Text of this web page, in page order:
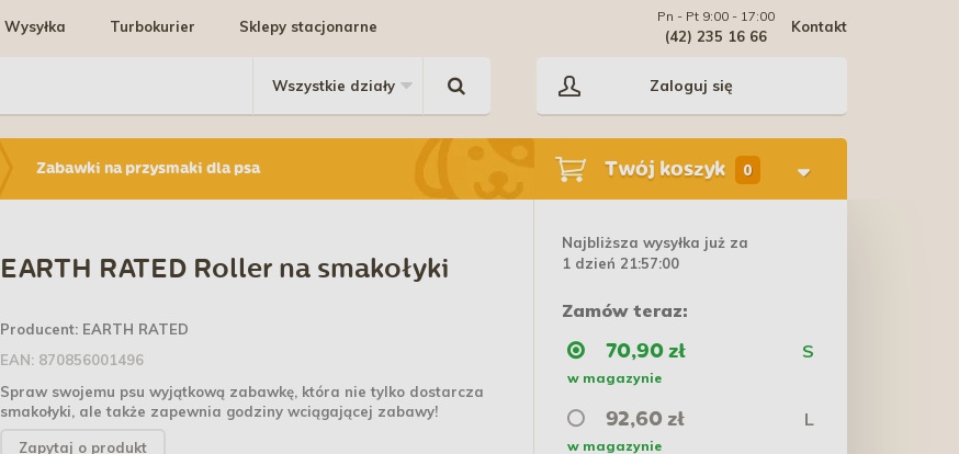
Wysyłka Turbokurier Sklepy stacjonarne Kontakt
Pn - Pt 9:00 - 17:00
(42) 235 16 66
Zaloguj się
Zabawki na przysmaki dla psa Twój koszyk 0
EARTH RATED Roller na smakołyki
Producent: EARTH RATED
EAN: 870856001496
Spraw swojemu psu wyjątkową zabawkę, która nie tylko dostarcza
smakołyki, ale także zapewnia godziny wciągającej zabawy!
Zapytaj o produkt
Najbliższa wysyłka już za
1 dzień 21:56:59
Zamów teraz:
70,90 zł S
w magazynie
92,60 zł L
w magazynie